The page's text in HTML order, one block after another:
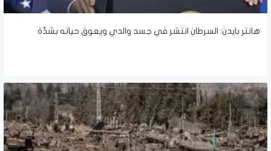
هانتر بايدن: السرطان انتشر في جسد والدي ويعوق حياته بشدّة